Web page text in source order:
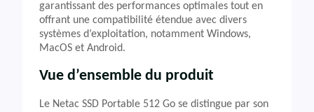
garantissant des performances optimales tout en
offrant une compatibilité étendue avec divers
systèmes d’exploitation, notamment Windows,
MacOS et Android.
Vue d’ensemble du produit
Le Netac SSD Portable 512 Go se distingue par son